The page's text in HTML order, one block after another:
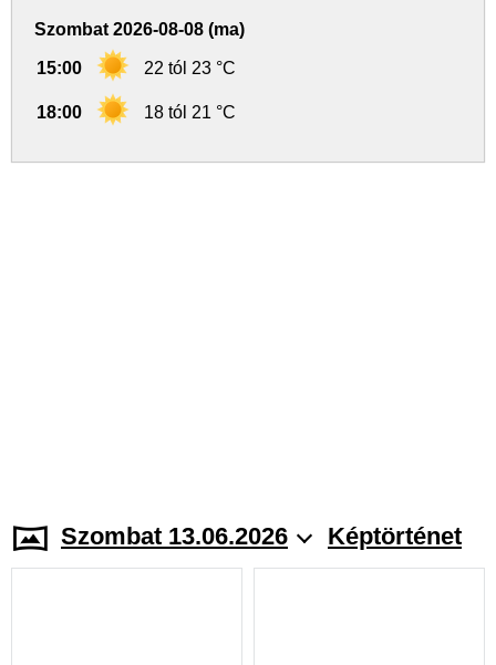
Szombat 2026-08-08 (ma)
15:00 22 tól 23 °C
18:00 18 tól 21 °C
Szombat 13.06.2026 Képtörténet